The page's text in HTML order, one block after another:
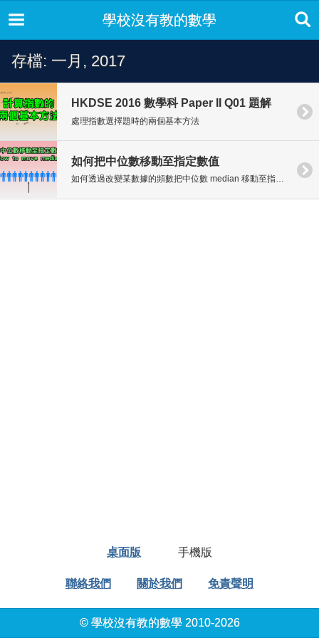
學校沒有教的數學
存檔: 一月, 2017
HKDSE 2016 數學科 Paper II Q01 題解
處理指數選擇題時的兩個基本方法
如何把中位數移動至指定數值
如何透過改變某數據的頻數把中位數 median 移動至指定數值。
桌面版 手機版
聯絡我們 關於我們 免責聲明
© 學校沒有教的數學 2010-2026